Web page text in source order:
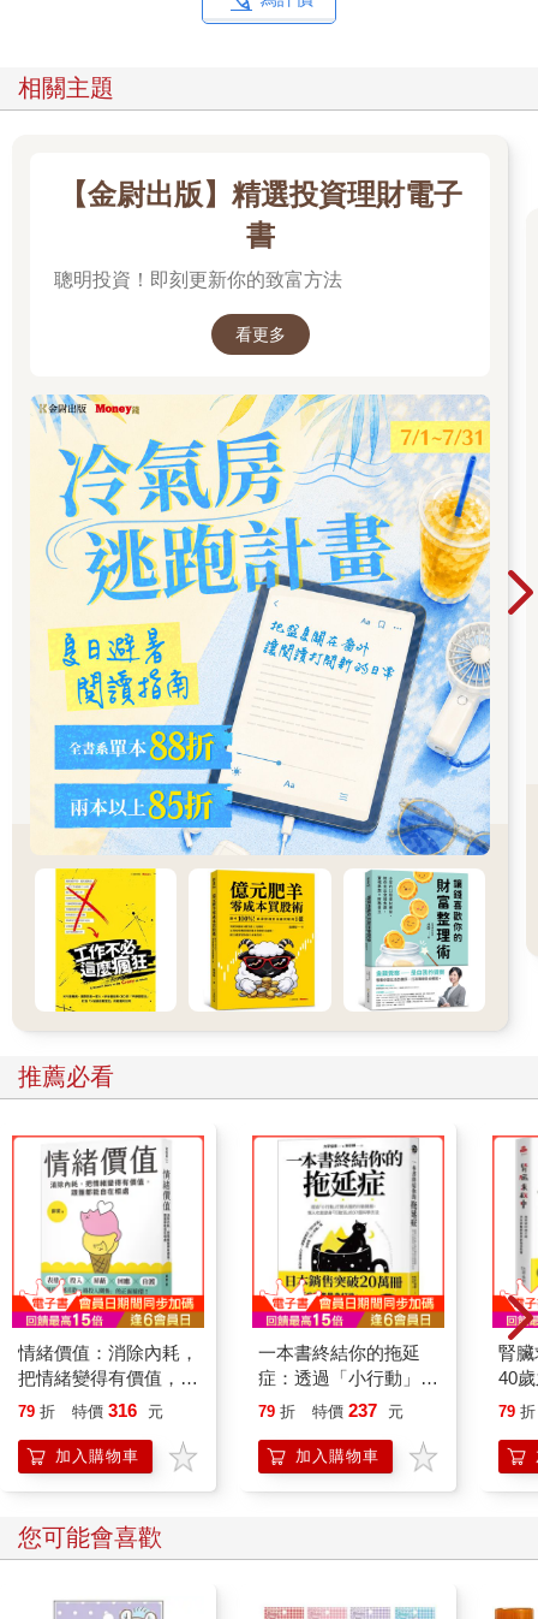
第二步：透過省時的訓練計畫，重建肌力
在第一部〈惡性循環〉中，你將瞭解進入中年後心態會有什麼變
化，以及幸福感如何自然下滑。你會看到這些變化對你生活其他
時會侵蝕你正面積極的心態，讓你難以擺脫負面思維，也更容易
重，到了中年會演變成更嚴重的隱憂，增加罹患高血壓、心臟
病、或因代謝造成第二型糖尿病與某些癌症的風險。體重增加與
肥胖不僅對身體帶來廣泛的負面影響，也會對心理健康構成威
脅。當你的血糖值長期偏高，情緒低落與憂鬱的風險也會上升，
並可能引發慢性發炎，破壞身心健康。發炎本是身體用以自我修
復的保護機制，然而，當健康狀況不佳時，可能會導致慢性發炎
反應過度，變得雪上加霜（而非真正解決問題）。
在第二部〈營養：打造健康之路〉中，你將會知道，改變營養相
關的行為，遠比遵循某個飲食計畫更具影響力。你可以安然度過
各種紛擾的間歇性斷食或限時進食（TRE）等飲食法，並探討不
吃早餐是否比規律地吃早餐來得更好。你也將學到關於夜間進食
的新科學、為何我們每天攝取的熱量有超過 40% 發生在晚上六點
之後，以及一些簡單的技巧來抑制吃宵夜的衝動。接下來，你將
瞭解蛋白質攝取對中年健康與表現的重要性，並進一步學習如何
有效管理飲食中的碳水化合物與脂肪。培養良好的習慣是逆轉中
年健康失衡與體重上升的關鍵。這同時也為長期成功奠定基礎，
因為一旦養成習慣，就再也不需要每次都做「飲食選擇」，只要
在第三部〈重建與恢復〉中，你將學會如何在中年階段更有效率
地運動。對某些人而言，中年時會因慢性疼痛與不適而停止身體
活動；對另一些人來說，則被繁忙的生活壓得喘不過氣，失去運
動的意願。不知不覺中，你的日常生活幾乎都久坐不動，隨之而
來的是各種疼痛、深度疲勞、睡眠品質不佳、情緒低落與性欲減
退等問題。但情況其實不必如此。你天生就會走路、跑步、深
是待辦清單中的任務之一。我會教你如何以最低但有效的運動
量，獲得最大的效益；並與你分享為何像冷水浴或泡熱水澡這類
睡眠與恢復策略，能幫助你突破健身與減重的停滯期。
在第四部〈發揮潛力〉中，你將瞭解，達成目標的最大障礙，其
實就藏在你雙耳之間的六英吋裡。中年生活的各種挑戰，很容易
讓人陷入更負面、焦慮與悲觀的心態。你可能早已失去年輕時那
敬畏與對冒險旅程的熱情。這個過程很重要的一步，是花時間去
反思：你是誰、你的價值觀是什麼、你的日常行為是否與這些目
標一致。認識自己，正是行為轉變的關鍵環節，畢竟，當你可以
為行為轉變賦予價值時，才更有可能持續下去。遺憾的是，在緊
湊的中年生活中，能騰出時間思考這些的人少之又少。而這正是
心態技巧的重要性所在，例如提升專注力、正向自我對話、樂觀
思維等，這些能力會幫助你保留空間去反思、重設並調整回正確
的方向。最後，如果你希望在飲食與運
動習慣更上層樓，達到巔峰40的最佳狀態，一個嶄新的心態，將
是點燃這趟旅程的火種。
長期成功的巔峰策略
題，已變得日益複雜。要解決這類複雜議題，需要比傳統思維更
相關主題
【金尉出版】精選投資理財電子
書
聰明投資！即刻更新你的致富方法
看更多
推薦必看
情緒價值：消除內耗，
把情緒變得有價值，跟
誰都能自在相處
79 折 特價 316 元
加入購物車
一本書終結你的拖延
症：透過「小行動」打
開大腦的行動開關，懶
的37個科學方法
79 折 特價 237 元
加入購物車
腎
40
就
79 折
您可能會喜歡